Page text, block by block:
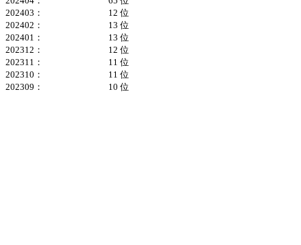
202403：
12 位
202402：
13 位
202401：
13 位
202312：
12 位
202311：
11 位
202310：
11 位
202309：
10 位